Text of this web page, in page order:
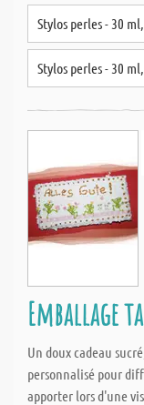
Stylos perles - 30
Stylos perles - 30
Emballage
Un doux cadeau
personnalisé pour
apporter lors d'une